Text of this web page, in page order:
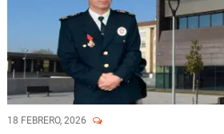
18 FEBRERO, 2026